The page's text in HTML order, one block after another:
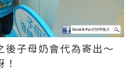
後子母奶會代為寄出～